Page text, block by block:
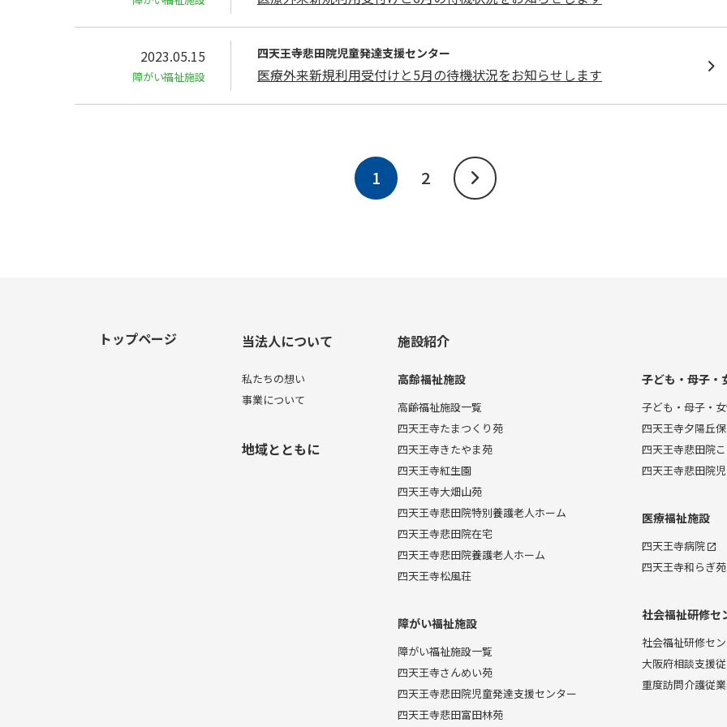
2023.05.15
障がい福祉施設
四天王寺悲⽥院児童発達⽀援センター
医療外来新規利用受付けと5月の待機状況をお知らせします
1 2
トップページ 当法人について
私たちの想い
事業について
地域とともに
施設紹介
高齢福祉施設
高齢福祉施設一覧
四天王寺たまつくり苑
四天王寺きたやま苑
四天王寺紅生園
四天王寺大畑山苑
四天王寺悲田院特別養護老人ホーム
四天王寺悲田院在宅
四天王寺悲田院養護老人ホーム
四天王寺松風荘
障がい福祉施設
障がい福祉施設一覧
四天王寺さんめい苑
四天王寺悲田院児童発達支援センター
四天王寺悲田富田林苑
子ども・母子・
子ども・母子・
四天王寺夕陽丘
四天王寺悲田院
四天王寺悲田院
医療福祉施設
四天王寺病院
四天王寺和らぎ苑
社会福祉研修セ
社会福祉研修セ
大阪府相談支援
重度訪問介護従